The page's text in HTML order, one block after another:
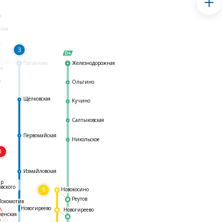
Гольяново
3
8
Железнодорожная
Ольгино
Кучино
Салтыковская
Никольское
Реутов
Измайловская
Первомайская
Щёлковская
Новогиреево
Новогиреево
Новокосино